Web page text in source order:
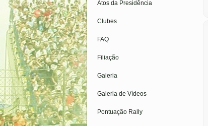
Atos da Presidência
Clubes
FAQ
Filiação
Galeria
Galeria de Vídeos
Pontuação Rally